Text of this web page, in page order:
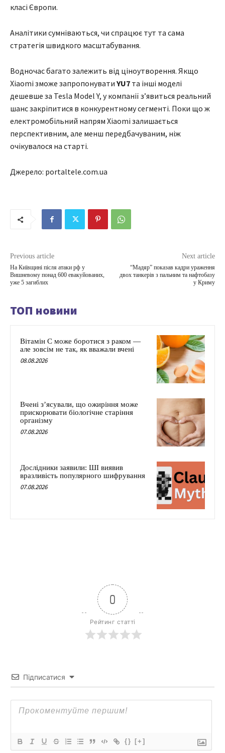
класі Європи.
Аналітики сумніваються, чи спрацює тут та сама
стратегія швидкого масштабування.
Водночас багато залежить від ціноутворення. Якщо
Xiaomi зможе запропонувати YU7 та інші моделі
дешевше за Tesla Model Y, у компанії з’явиться реальний
шанс закріпитися в конкурентному сегменті. Поки що ж
електромобільний напрям Xiaomi залишається
перспективним, але менш передбачуваним, ніж
очікувалося на старті.
Джерело: portaltele.com.ua
Previous article
На Київщині після атаки рф у
Вишневому понад 600 евакуйованих,
уже 5 загиблих
Next article
“Мадяр” показав кадри ураження
двох танкерів з пальним та нафтобазу
у Криму
ТОП новини
Вітамін C може боротися з раком —
але зовсім не так, як вважали вчені
08.08.2026
Вчені з’ясували, що ожиріння може
прискорювати біологічне старіння
організму
07.08.2026
Дослідники заявили: ШІ виявив
вразливість популярного шифрування
07.08.2026
0
Рейтинг статті
Підписатися
{} [+]